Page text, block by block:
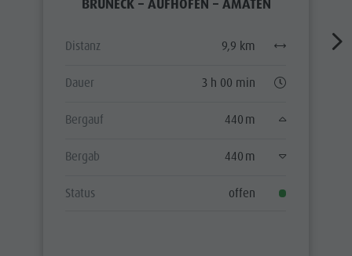
BRUNECK – AUFHOFEN – AMATEN
Distanz 9,9 km
Dauer 3 h 00 min
Bergauf 440 m
Bergab 440 m
Status offen